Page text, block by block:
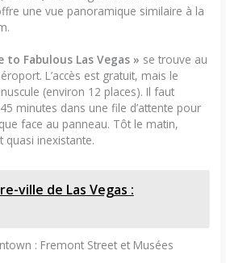
une vue panoramique similaire à la
to Fabulous Las Vegas » se trouve au
L’accès est gratuit, mais le
(environ 12 places). Il faut
minutes dans une file d’attente pour
face au panneau. Tôt le matin,
quasi inexistante.
ville de Las Vegas :
: Fremont Street et Musées